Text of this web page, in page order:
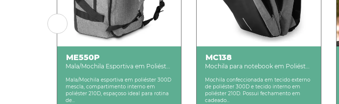
ME550P
Mala/Mochila Esportiva em Poliéster
Mala/Mochila esportiva em poliéster 300D
mescla, compartimento interno em
poliéster 210D, espaçoso ideal para rotina
de...
MC138
Mochila para notebook em Poliéster
Mochila confeccionada em tecido externo
de poliéster 300D e tecido interno em
poliéster 210D. Possui fechamento em
cadeado...